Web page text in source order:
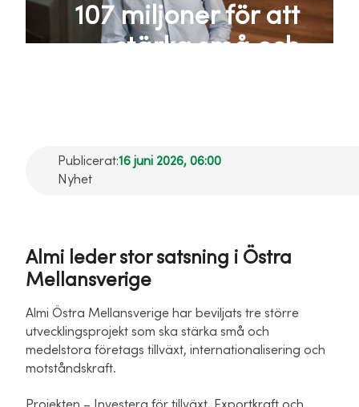
107 miljoner för att
stärka små och
Publicerat:16 juni 2026, 06:00
Nyhet
Almi leder stor satsning i Östra
Mellansverige
Almi Östra Mellansverige har beviljats tre större
utvecklingsprojekt som ska stärka små och
medelstora företags tillväxt, internationalisering och
motståndskraft.